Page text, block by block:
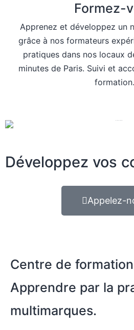
Formez-
Apprenez et développez un
grâce à nos formateurs
pratiques dans nos locaux
minutes de Paris. Suivi et
formation.
Développez vos
Appelez-
Centre de
Apprendre par la
multimarques.